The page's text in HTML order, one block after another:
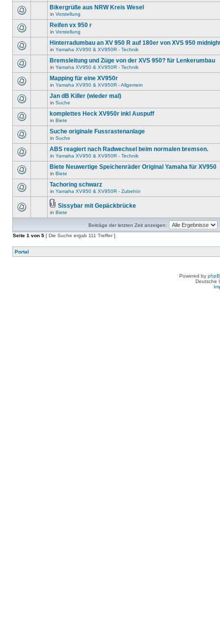
Bikergrüße aus NRW Kreis Wesel
in Vorstellung
Reifen vx 950 r
in Vorstellung
Hinterradumbau an XV 950 R auf 180er von XVS 950
in Yamaha XV950 & XV950R - Technik
Bremsleitung und Züge von der XVS 950? für Lenkerumbau
in Yamaha XV950 & XV950R - Technik
Mapping für eine XV950r
in Yamaha XV950 & XV950R - Allgemein
Jan dB Killer (wieder mal)
in Suche
komplettes Heck XV950r inkl Auspuff
in Biete
Suche originale Fussrastenanlage
in Suche
ABS reagiert nach Radwechsel beim normalen bremsen.
in Yamaha XV950 & XV950R - Technik
Biete Neuwertige Speichenräder Original Yamaha für XV950
in Biete
Tachoring schwarz
in Yamaha XV950 & XV950R - Zubehör
Sissybar mit Gepäckbrücke
in Biete
Beiträge der letzten Zeit anzeigen:
Seite 1 von 5 [ Die Suche ergab 111 Treffer ]
Portal
Powered by
Deutsche